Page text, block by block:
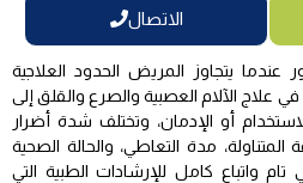
الاتصال
عندما يتجاوز المريض الحدود العلاجية
في علاج الآلام العصبية والصرع والقلق إلى
أو الإدمان، وتختلف شدة أضرار
المتناولة، مدة التعاطي، والحالة الصحية
واتباع كامل للإرشادات الطبية التي